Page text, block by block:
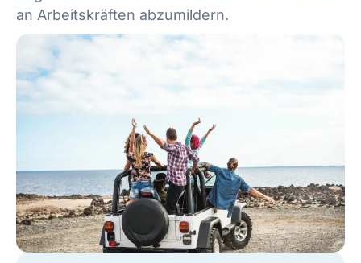
an Arbeitskräften abzumildern.